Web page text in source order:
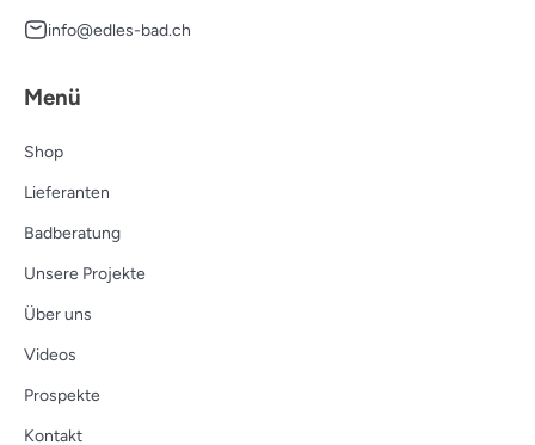
info@edles-bad.ch
Menü
Shop
Lieferanten
Badberatung
Unsere Projekte
Über uns
Videos
Prospekte
Kontakt